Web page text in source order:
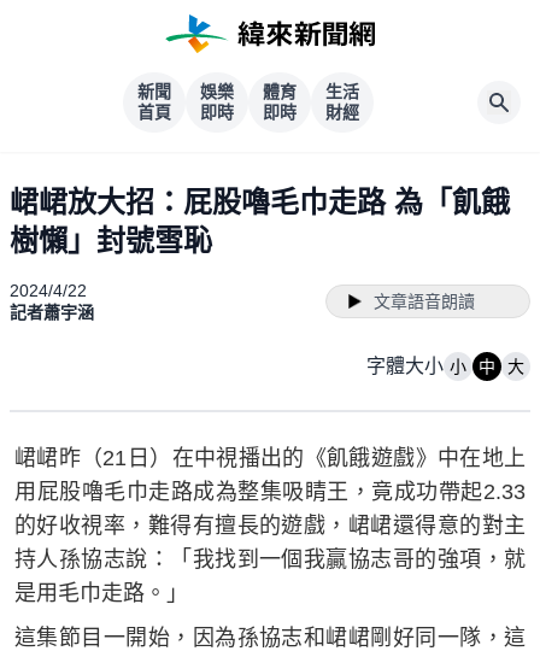
新聞
首頁
娛樂
即時
體育
即時
生活
財經
峮峮放大招：屁股嚕毛巾走路 為「飢餓
樹懶」封號雪恥
2024/4/22
記者蕭宇涵
文章語音朗讀
字體大小 小 中 大
峮峮昨（21日）在中視播出的《飢餓遊戲》中在地上
用屁股嚕毛巾走路成為整集吸睛王，竟成功帶起2.33
的好收視率，難得有擅長的遊戲，峮峮還得意的對主
持人孫協志說：「我找到一個我贏協志哥的強項，就
是用毛巾走路。」
這集節目一開始，因為孫協志和峮峮剛好同一隊，這